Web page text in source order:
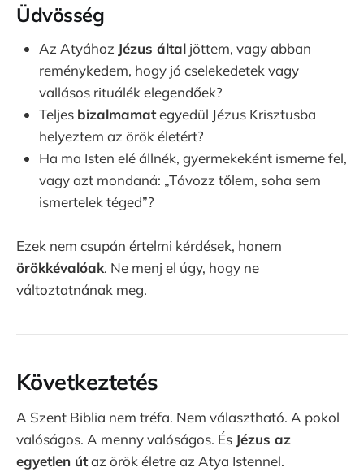
Üdvösség
Az Atyához Jézus által jöttem, vagy abban
reménykedem, hogy jó cselekedetek vagy
vallásos rituálék elegendőek?
Teljes bizalmamategyedül Jézus Krisztusba
helyeztem az örök életért?
Ha ma Isten elé állnék, gyermekeként ismerne fel,
vagy azt mondaná: „Távozz tőlem, soha sem
ismertelek téged”?
Ezek nem csupán értelmi kérdések, hanem
örökkévalóak. Ne menj el úgy, hogy ne
változtatnának meg.
Következtetés
A Szent Biblia nem tréfa. Nem választható. A pokol
valóságos. A menny valóságos. És Jézus az
egyetlen útaz örök életre az Atya Istennel.